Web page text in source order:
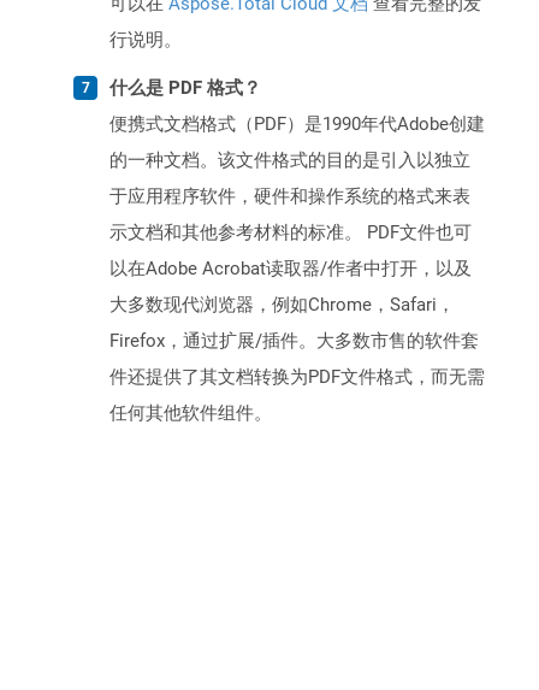
行说明。
什么是 PDF 格式？
便携式文档格式（PDF）是1990年代Adobe创建
的一种文档。该文件格式的目的是引入以独立
于应用程序软件，硬件和操作系统的格式来表
示文档和其他参考材料的标准。 PDF文件也可
以在Adobe Acrobat读取器/作者中打开，以及
大多数现代浏览器，例如Chrome，Safari，
Firefox，通过扩展/插件。大多数市售的软件套
件还提供了其文档转换为PDF文件格式，而无需
任何其他软件组件。